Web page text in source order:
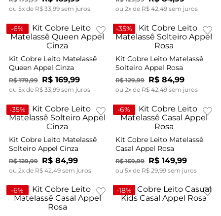
ou 5x de R$ 33,99sem juros ou 2x de R$ 42,49sem juros
-6%
Kit Cobre Leito Matelassê
Queen Appel Cinza
R$ 179,99 R$ 169,99
ou 5x de R$ 33 99sem juros
-35%
Kit Cobre Leito Matelassê
Solteiro Appel Rosa
R$ 129,99 R$ 84,99
ou 2x de R$ 42 49sem juros
-35%
Kit Cobre Leito Matelassê
Solteiro Appel Cinza
R$ 129,99 R$ 84,99
ou 2x de R$ 42 49sem juros
-6%
Kit Cobre Leito Matelassê
Casal Appel Rosa
R$ 159,99 R$ 149,99
ou 5x de R$ 29, 99sem juros
-6% -18%